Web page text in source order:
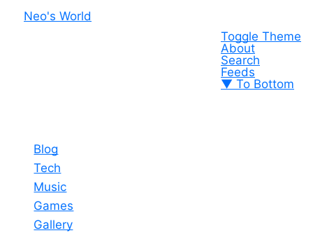
Neo's World
Toggle Theme
About
Search
Feeds
▼ To Bottom
Blog
Tech
Music
Games
Gallery